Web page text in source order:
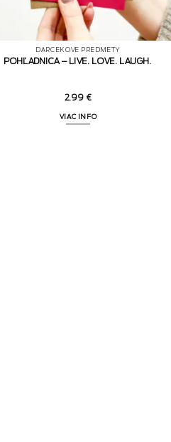
DARČEKOVÉ PREDMETY
POHĽADNICA – LIVE. LOVE. LAUGH.
2.99€
VIAC INFO